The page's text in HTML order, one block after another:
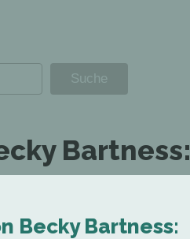
Bartness:
Becky Bartness: